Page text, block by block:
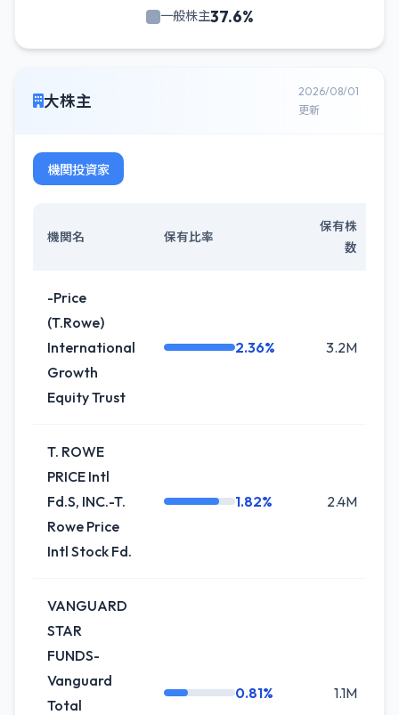
一般株主37.6%
大株主
2026/08/01
更新
機関投資家
機関名 保有比率
保有株
数
-Price
(T.Rowe)
International
Growth
Equity Trust
2.36% 3.2M
T. ROWE
PRICE Intl
Fd.S, INC.-T.
Rowe Price
Intl Stock Fd.
1.82% 2.4M
VANGUARD
STAR
FUNDS-
Vanguard
Total
0.81% 1.1M